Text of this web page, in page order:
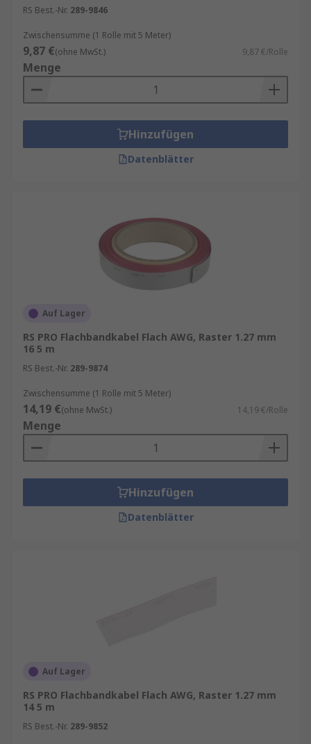
World-Flachbandkabel und -kabelstecker.
RS Best.-Nr. 289-9846
Zwischensumme (1 Rolle mit 5 Meter)
9,87 €(ohne MwSt.) 9,87 €/Rolle
Menge
Hinzufügen
Datenblätter
Auf Lager
RS PRO Flachbandkabel Flach AWG, Raster 1.27 mm
16 5 m
RS Best.-Nr. 289-9874
Zwischensumme (1 Rolle mit 5 Meter)
14,19 €(ohne MwSt.) 14,19 €/Rolle
Menge
Hinzufügen
Datenblätter
Auf Lager
RS PRO Flachbandkabel Flach AWG, Raster 1.27 mm
14 5 m
RS Best.-Nr. 289-9852